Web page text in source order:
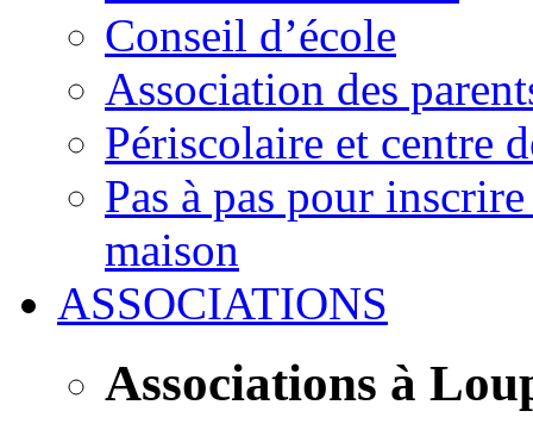
Conseil d’école
Association des
Périscolaire et centre
Pas à pas pour
maison
ASSOCIATIONS
Associations à